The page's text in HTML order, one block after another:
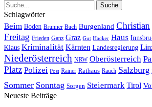
Schlagwörter
Beim Boden Brunner Buch Burgenland Christian
Freitag Frieden Ganz Graz Gut Hacker Haus
Klaus Kriminalität Kärnten Landesregierung
Niederösterreich NRW Oberösterreich
Platz Polizei Post Rainer Rathaus Rauch Salzburg
Sommer Sonntag Sorgen Steiermark Tirol
Neueste Beiträge